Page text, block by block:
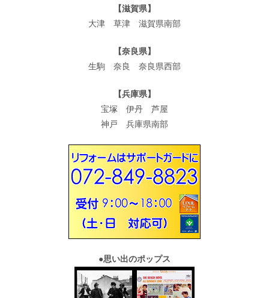
【滋賀県】
大津 草津 滋賀県南部
【奈良県】
生駒 奈良 奈良県西部
【兵庫県】
宝塚 伊丹 芦屋
神戸 兵庫県南部
●思い出のポップス